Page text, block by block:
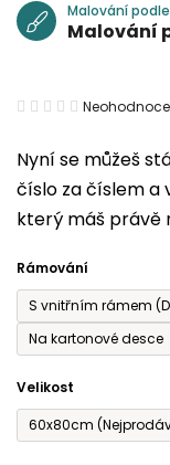
Nyní se můžeš
číslo za číslem a
který máš právě
Rámování
S vnitřním rámem
Na kartonové desce
Velikost
60x80cm
Malování
Malování
Průměrné
produktu
je
0,0
5